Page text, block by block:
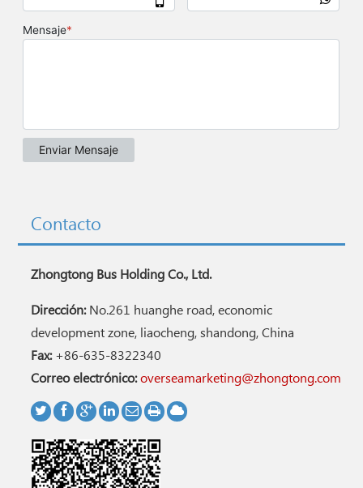
Contacto
Zhongtong Bus Holding Co., Ltd.
Dirección:No.261 huanghe road, economic
development zone, liaocheng, shandong, China
Fax:+86-635-8322340
Correo electrónico:overseamarketing@zhongtong.com